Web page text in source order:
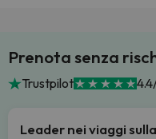
Prenota senza
Trustpilot
Leader nei viaggi